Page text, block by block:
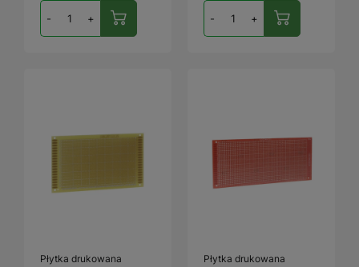
- + - +
Płytka drukowana
Płytka drukowana